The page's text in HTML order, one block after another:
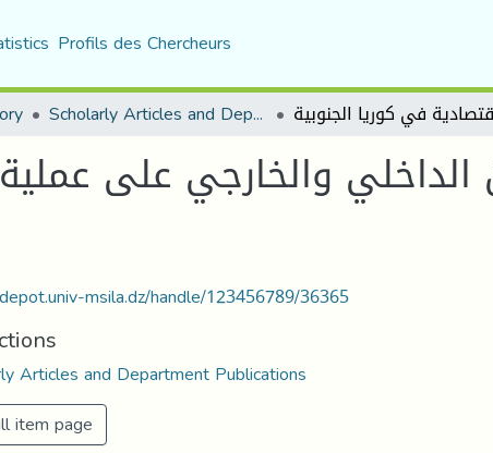
Profils des Chercheurs
Scholarly Articles and Department Publications
الداخلي والخارجي على
msila.dz/handle/123456789/36365
Articles and Department Publications
item page